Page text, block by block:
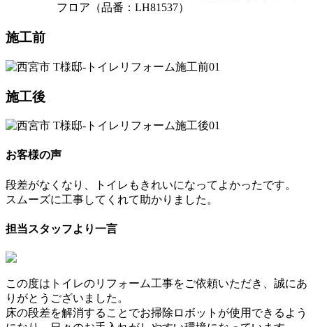
フロア（品番：LH81537）
施工前
施工後
お客様の声
段差がなくなり、トイレもきれいになってよかったです。
スムーズに工事してくれて助かりました。
担当スタッフより一言
この度はトイレのリフォーム工事をご依頼いただき、誠にあ
りがとうございました。
床の段差を解消することでお掃除ロボットが使用できるよう